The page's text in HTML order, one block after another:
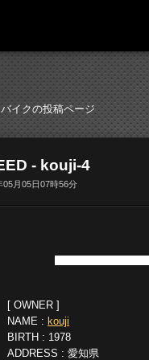
イクの投稿ページ
- kouji-4
05月05日07時56分
[ OWNER ]
NAME : kouji
BIRTH : 1978
ADDRESS : 愛知県